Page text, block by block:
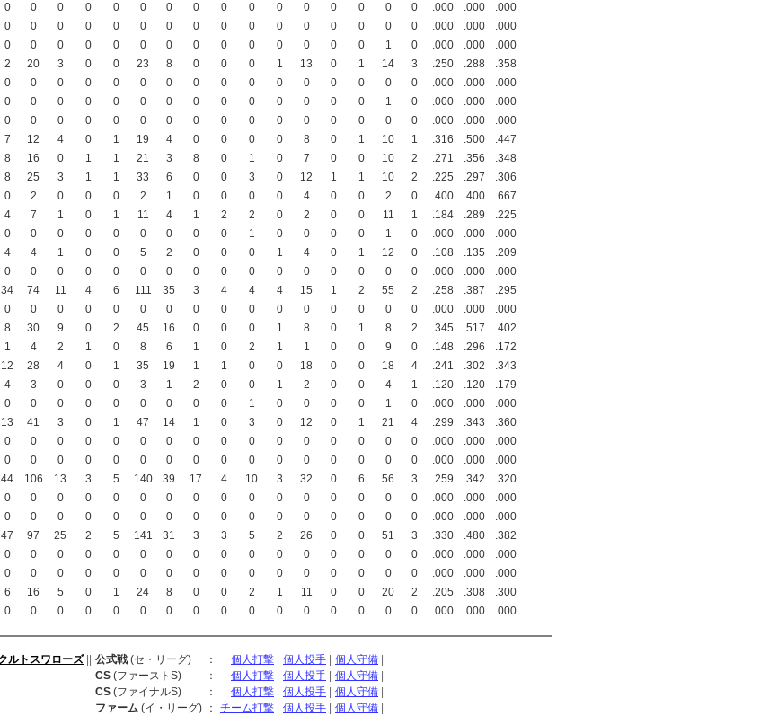
0 0 0 0 0 0 0 0 0 0 0 0 0 0 0 0 .000 .000
.000
0 0 0 0 0 0 0 0 0 0 0 0 0 0 0 0 .000 .000
.000
0 0 0 0 0 0 0 0 0 0 0 0 0 0 1 0 .000 .000
.000
2 20 3 0 0 23 8 0 0 0 1 13 0 1 14 3 .250 .288
.358
0 0 0 0 0 0 0 0 0 0 0 0 0 0 0 0 .000 .000
.000
0 0 0 0 0 0 0 0 0 0 0 0 0 0 1 0 .000 .000
.000
0 0 0 0 0 0 0 0 0 0 0 0 0 0 0 0 .000 .000
.000
7 12 4 0 1 19 4 0 0 0 0 8 0 1 10 1 .316 .500
.447
8 16 0 1 1 21 3 8 0 1 0 7 0 0 10 2 .271 .356
.348
8 25 3 1 1 33 6 0 0 3 0 12 1 1 10 2 .225 .297
.306
0 2 0 0 0 2 1 0 0 0 0 4 0 0 2 0 .400 .400
.667
4 7 1 0 1 11 4 1 2 2 0 2 0 0 11 1 .184 .289
.225
0 0 0 0 0 0 0 0 0 1 0 0 0 0 1 0 .000 .000
.000
4 4 1 0 0 5 2 0 0 0 1 4 0 1 12 0 .108 .135
.209
0 0 0 0 0 0 0 0 0 0 0 0 0 0 0 0 .000 .000
.000
34 74 11 4 6 111 35 3 4 4 4 15 1 2 55 2 .258 .387
.295
0 0 0 0 0 0 0 0 0 0 0 0 0 0 0 0 .000 .000
.000
8 30 9 0 2 45 16 0 0 0 1 8 0 1 8 2 .345 .517
.402
1 4 2 1 0 8 6 1 0 2 1 1 0 0 9 0 .148 .296
.172
12 28 4 0 1 35 19 1 1 0 0 18 0 0 18 4 .241 .302
.343
4 3 0 0 0 3 1 2 0 0 1 2 0 0 4 1 .120 .120
.179
0 0 0 0 0 0 0 0 0 1 0 0 0 0 1 0 .000 .000
.000
13 41 3 0 1 47 14 1 0 3 0 12 0 1 21 4 .299 .343
.360
0 0 0 0 0 0 0 0 0 0 0 0 0 0 0 0 .000 .000
.000
0 0 0 0 0 0 0 0 0 0 0 0 0 0 0 0 .000 .000
.000
44 106 13 3 5 140 39 17 4 10 3 32 0 6 56 3 .259 .342
.320
0 0 0 0 0 0 0 0 0 0 0 0 0 0 0 0 .000 .000
.000
0 0 0 0 0 0 0 0 0 0 0 0 0 0 0 0 .000 .000
.000
47 97 25 2 5 141 31 3 3 5 2 26 0 0 51 3 .330 .480
.382
0 0 0 0 0 0 0 0 0 0 0 0 0 0 0 0 .000 .000
.000
0 0 0 0 0 0 0 0 0 0 0 0 0 0 0 0 .000 .000
.000
6 16 5 0 1 24 8 0 0 2 1 11 0 0 20 2 .205 .308
.300
0 0 0 0 0 0 0 0 0 0 0 0 0 0 0 0 .000 .000 .000
ルトスワローズ 公式戦 (セ・リーグ) ： 個人打撃 個人投手 個人守備
CS (ファーストS) ： 個人打撃 個人投手 個人守備
CS (ファイナルS) ： 個人打撃 個人投手 個人守備
ファーム (イ・リーグ) ： チーム打撃 個人投手 個人守備